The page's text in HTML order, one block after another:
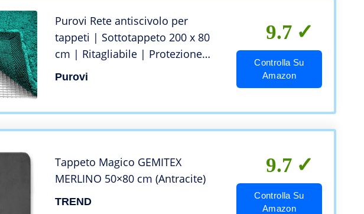
Purovi Rete antiscivolo per
tappeti | Sottotappeto 200 x 80
cm | Ritagliabile | Protezione
antiscivolo per tappeti
Purovi
9.7
Controlla Su
Amazon
Tappeto Magico GEMITEX
MERLINO 50×80 cm (Antracite)
TREND
9.7
Controlla Su
Amazon